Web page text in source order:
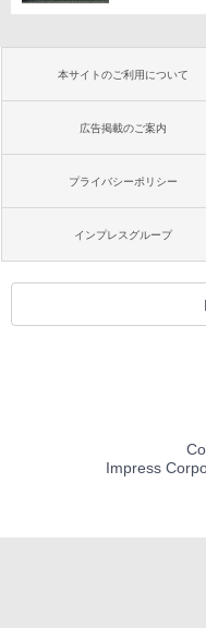
本サイトのご利用について
広告掲載のご案内
プライバシーポリシー
インプレスグループ
Impress